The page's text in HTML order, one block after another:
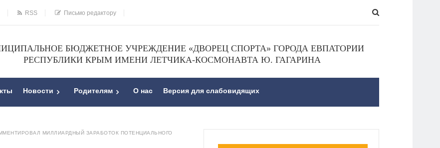
RSS Письмо редактору
БЮДЖЕТНОЕ УЧРЕЖДЕНИЕ «ДВОРЕЦ СПОРТА» ГОРОДА ЕВПАТОРИИ
РЕСПУБЛИКИ КРЫМ ИМЕНИ ЛЕТЧИКА-КОСМОНАВТА Ю. ГАГАРИНА
Новости Родителям О нас Версия для слабовидящих
МИЛЛИАРДНЫЙ ЗАРАБОТОК ПОТЕНЦИАЛЬНОГО